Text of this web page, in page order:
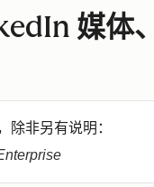
媒体
除非另有说明：